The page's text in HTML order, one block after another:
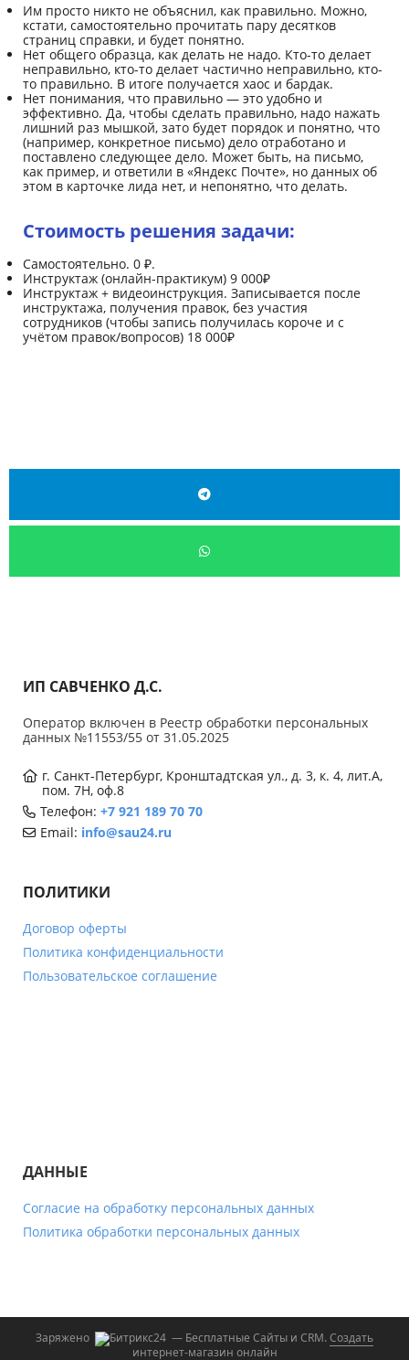
Им просто никто не объяснил, как правильно. Можно,
кстати, самостоятельно прочитать пару десятков
страниц справки, и будет понятно.
Нет общего образца, как делать не надо. Кто-то делает
неправильно, кто-то делает частично неправильно, кто-
то правильно. В итоге получается хаос и бардак.
Нет понимания, что правильно — это удобно и
эффективно. Да, чтобы сделать правильно, надо нажать
лишний раз мышкой, зато будет порядок и понятно, что
(например, конкретное письмо) дело отработано и
поставлено следующее дело. Может быть, на письмо,
как пример, и ответили в «Яндекс Почте», но данных об
этом в карточке лида нет, и непонятно, что делать.
Стоимость решения задачи:
Самостоятельно. 0 ₽.
Инструктаж (онлайн-практикум) 9 000₽
Инструктаж + видеоинструкция. Записывается после
инструктажа, получения правок, без участия
сотрудников (чтобы запись получилась короче и с
учётом правок/вопросов) 18 000₽
ИП САВЧЕНКО Д.С.
Оператор включен в Реестр обработки персональных
данных №11553/55 от 31.05.2025
г. Санкт-Петербург, Кронштадтская ул., д. 3, к. 4, лит.А,
пом. 7Н, оф.8
Телефон: +7 921 189 70 70
Email: info@sau24.ru
ПОЛИТИКИ
Договор оферты
Политика конфиденциальности
Пользовательское соглашение
ДАННЫЕ
Согласие на обработку персональных данных
Политика обработки персональных данных
Заряжено — Бесплатные Сайты и CRM.Создать
интернет-магазин онлайн